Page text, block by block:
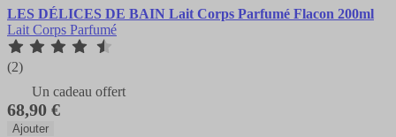
LES DÉLICES DE BAIN Lait Corps Parfumé Flacon 200ml
Lait Corps Parfumé
(2)
Un cadeau offert
68,90 €
Ajouter